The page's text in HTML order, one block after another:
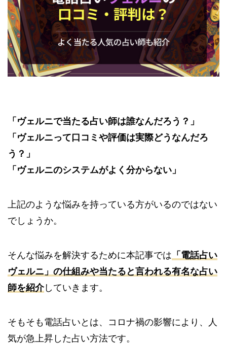
「ヴェルニで当たる占い師は誰なんだろう？」
「ヴェルニって口コミや評価は実際どうなんだろ
う？」
「ヴェルニのシステムがよく分からない」
上記のような悩みを持っている方がいるのではない
でしょうか。
そんな悩みを解決するために本記事では 「電話占い
ヴェルニ」の仕組みや当たると言われる有名な占い
師を紹介していきます。
そもそも電話占いとは、コロナ禍の影響により、人
気が急上昇した占い方法です。